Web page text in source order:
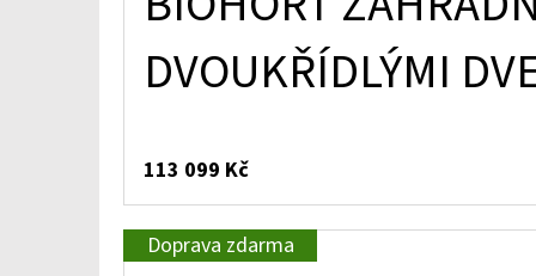
DVOUKŘÍDLÝMI
113 099 Kč
Doprava zdarma